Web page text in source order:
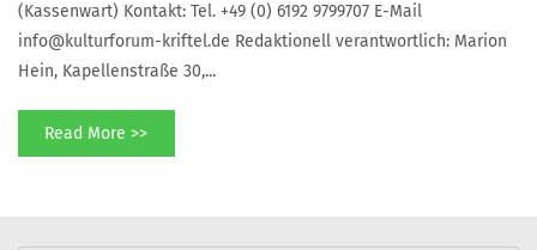
(Kassenwart) Kontakt: Tel. +49 (0) 6192 9799707 E-Mail
info@kulturforum-kriftel.de Redaktionell verantwortlich: Marion
Hein, Kapellenstraße 30,...
Read More >>